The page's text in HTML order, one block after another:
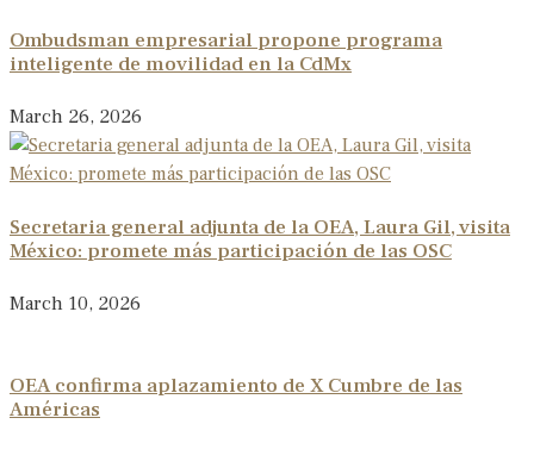
Ombudsman empresarial propone programa
inteligente de movilidad en la CdMx
March 26, 2026
Secretaria general adjunta de la OEA, Laura Gil, visita
México: promete más participación de las OSC
March 10, 2026
OEA confirma aplazamiento de X Cumbre de las
Américas